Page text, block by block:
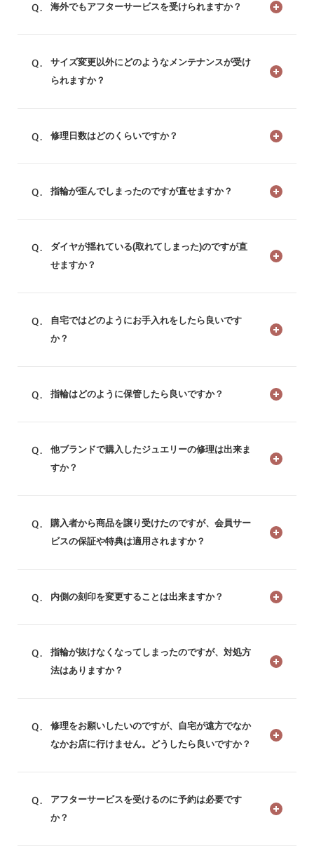
海外でもアフターサービスを受けられますか？
サイズ変更以外にどのようなメンテナンスが受け
られますか？
修理日数はどのくらいですか？
指輪が歪んでしまったのですが直せますか？
ダイヤが揺れている(取れてしまった)のですが直
せますか？
自宅ではどのようにお手入れをしたら良いです
か？
指輪はどのように保管したら良いですか？
他ブランドで購入したジュエリーの修理は出来ま
すか？
購入者から商品を譲り受けたのですが、会員サー
ビスの保証や特典は適用されますか？
内側の刻印を変更することは出来ますか？
指輪が抜けなくなってしまったのですが、対処方
法はありますか？
修理をお願いしたいのですが、自宅が遠方でなか
なかお店に行けません。どうしたら良いですか？
アフターサービスを受けるのに予約は必要です
か？